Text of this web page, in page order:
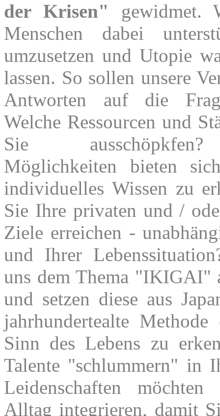
der Krisen" gewidmet.
Menschen dabei
umzusetzen und Utopie
lassen. So sollen unsere
Antworten auf die
Welche Ressourcen und
Sie
Möglichkeiten bieten
individuelles Wissen zu
Sie Ihre privaten und /
Ziele erreichen -
und Ihrer
uns dem Thema "IKIGAI"
und setzen diese aus
jahrhundertealte
Sinn des Lebens zu
Talente "schlummern" in
Leidenschaften
Alltag integrieren, damit